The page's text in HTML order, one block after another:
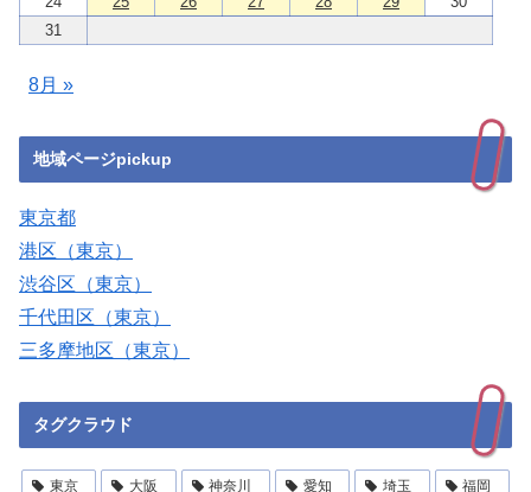
31
8月 »
地域ページpickup
東京都
港区（東京）
渋谷区（東京）
千代田区（東京）
三多摩地区（東京）
タグクラウド
東京 大阪 神奈川 愛知 埼玉 福岡